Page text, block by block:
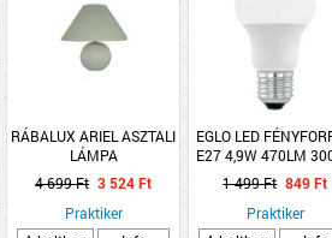
RÁBALUX ARIEL ASZTALI
LÁMPA
4 699 Ft 3 524 Ft
Praktiker
EGLO LED
E27 4,9W 470LM
A60 OPÁL
1 499 Ft 849 Ft
Praktiker